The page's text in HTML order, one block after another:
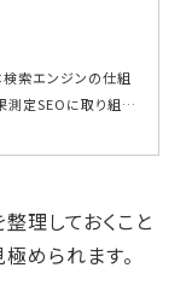
索エンジンの仕組
測定SEOに取り組む
理しておくこと
められます。